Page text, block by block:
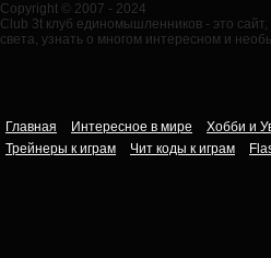
Copyright © 2007 - 2024
Club 3t клуб единомышленников - это
света, узнать о многом интересном и
Главная Интересное в мире Хобби и
Трейнеры к играм
Чит коды к играм